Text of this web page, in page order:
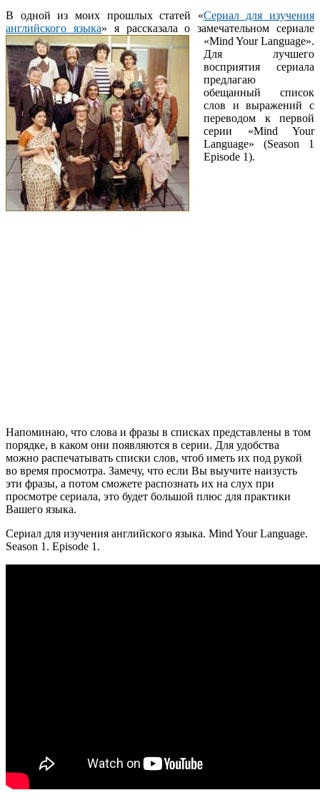
В одной из моих прошлых статей «Сериал для изучения
английского языка» я рассказала о замечательном сериале
«Mind Your Language».
Для лучшего
восприятия сериала
предлагаю
обещанный список
слов и выражений с
переводом к первой
серии «Mind Your
Language» (Season 1
Episode 1).
Напоминаю, что слова и фразы в списках представлены в том
порядке, в каком они появляются в серии. Для удобства
можно распечатывать списки слов, чтоб иметь их под рукой
во время просмотра. Замечу, что если Вы выучите наизусть
эти фразы, а потом сможете распознать их на слух при
просмотре сериала, это будет большой плюс для практики
Вашего языка.
Сериал для изучения английского языка. Mind Your Language.
Season 1. Episode 1.